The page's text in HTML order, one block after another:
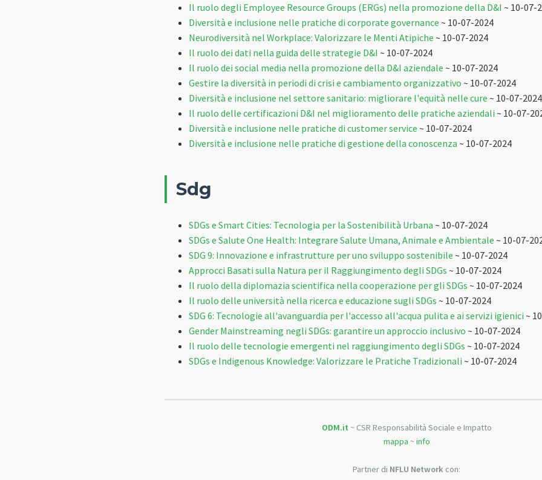
Il ruolo degli Employee Resource Groups (ERGs) nella promozione della D&I ~ 10-07-
Diversità e inclusione nelle pratiche di corporate governance ~ 10-07-2024
Neurodiversità nel Workplace: Valorizzare le Menti Atipiche ~ 10-07-2024
Il ruolo dei dati nella guida delle strategie D&I ~ 10-07-2024
Il ruolo dei social media nella promozione della D&I aziendale ~ 10-07-2024
Gestire la diversità in periodi di crisi e cambiamento organizzativo ~ 10-07-2024
Diversità e inclusione nel settore sanitario: migliorare l'equità nelle cure ~ 10-07-2024
Il ruolo delle certificazioni D&I nel miglioramento delle pratiche aziendali ~ 10-07-
Diversità e inclusione nelle pratiche di customer service ~ 10-07-2024
Diversità e inclusione nelle pratiche di gestione della conoscenza ~ 10-07-2024
Sdg
SDGs e Smart Cities: Tecnologia per la Sostenibilità Urbana ~ 10-07-2024
SDGs e Salute One Health: Integrare Salute Umana, Animale e Ambientale ~ 10-07-
SDG 9: Innovazione e infrastrutture per uno sviluppo sostenibile ~ 10-07-2024
Approcci Basati sulla Natura per il Raggiungimento degli SDGs ~ 10-07-2024
Il ruolo della diplomazia scientifica nella cooperazione per gli SDGs ~ 10-07-2024
Il ruolo delle università nella ricerca e educazione sugli SDGs ~ 10-07-2024
SDG 6: Tecnologie all'avanguardia per l'accesso all'acqua pulita e ai servizi igienici ~
Gender Mainstreaming negli SDGs: garantire un approccio inclusivo ~ 10-07-2024
Il ruolo delle tecnologie emergenti nel raggiungimento degli SDGs ~ 10-07-2024
SDGs e Indigenous Knowledge: Valorizzare le Pratiche Tradizionali ~ 10-07-2024
ODM.it ~ CSR Responsabilità Sociale e Impatto
mappa ~info
Partner di NFLU Network con: